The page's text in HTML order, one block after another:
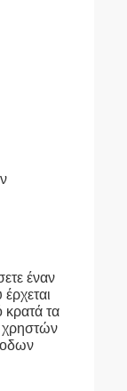
έναν
κρατά τα
χρηστών